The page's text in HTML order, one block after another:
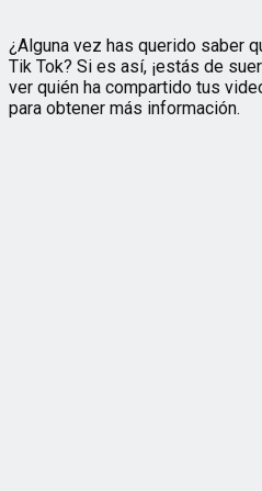
¿Alguna vez has querido saber
Tik Tok? Si es así, ¡estás de
ver quién ha compartido tus
para obtener más información.